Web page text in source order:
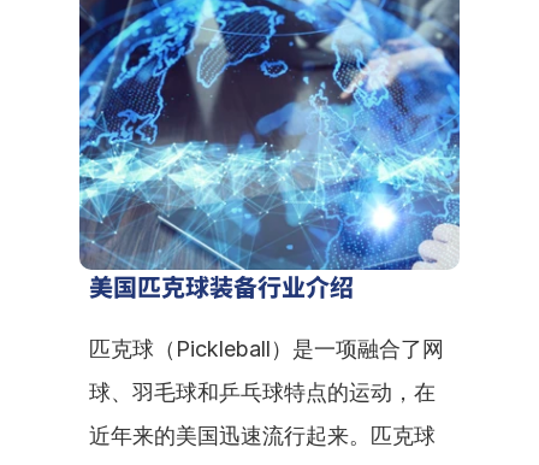
美国匹克球装备行业介绍
匹克球（Pickleball）是一项融合了网
球、羽毛球和乒乓球特点的运动，在
近年来的美国迅速流行起来。匹克球